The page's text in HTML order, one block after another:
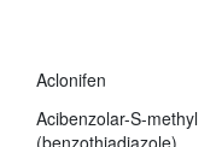
Aclonifen
Acibenzolar-S-methyl